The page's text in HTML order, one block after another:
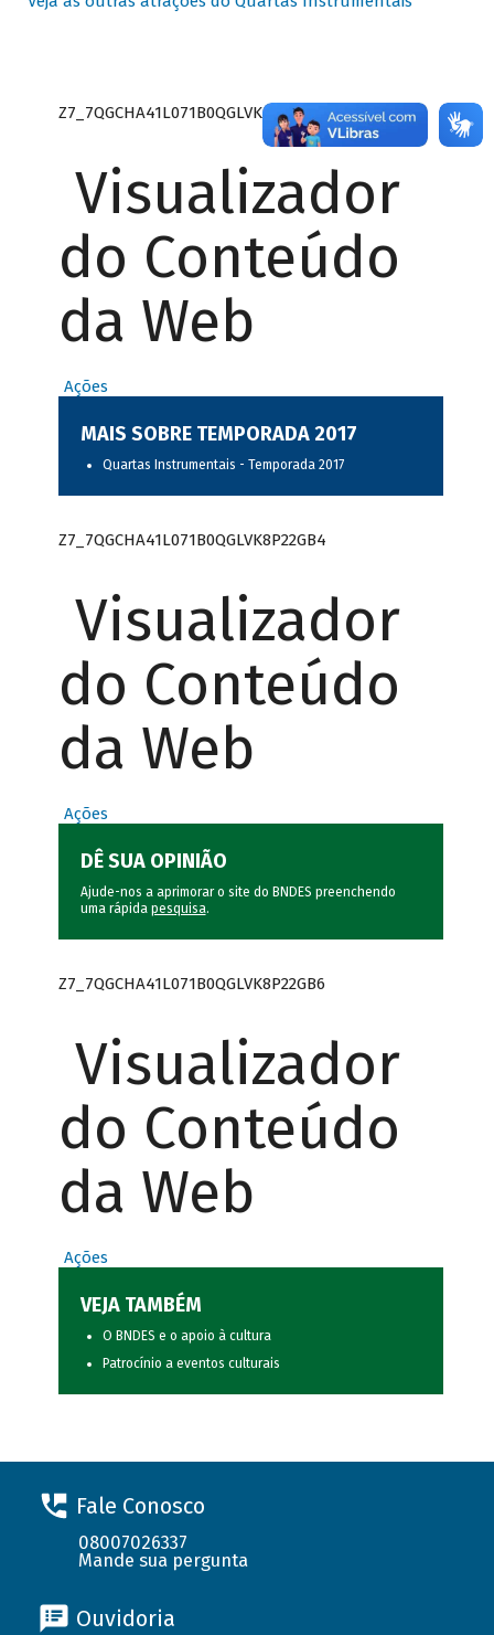
Z7_7QGCHA41L071B0QGLVK8P22GJ7
Visualizador
do Conteúdo
da Web
Ações
MAIS SOBRE TEMPORADA 2017
Quartas Instrumentais - Temporada 2017
Z7_7QGCHA41L071B0QGLVK8P22GB4
Visualizador
do Conteúdo
da Web
Ações
DÊ SUA OPINIÃO
Ajude-nos a aprimorar o site do BNDES preenchendo
uma rápida pesquisa.
Z7_7QGCHA41L071B0QGLVK8P22GB6
Visualizador
do Conteúdo
da Web
Ações
VEJA TAMBÉM
O BNDES e o apoio à cultura
Patrocínio a eventos culturais
Fale Conosco
08007026337
Mande sua pergunta
Ouvidoria